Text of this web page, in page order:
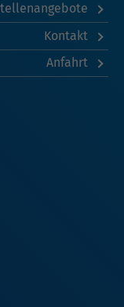
Kontakt
Anfahrt